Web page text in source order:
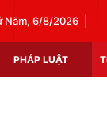
Năm, 6/8/2026
PHÁP LUẬT